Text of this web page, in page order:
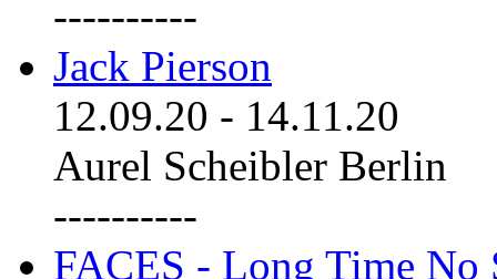
----------
Jack Pierson
12.09.20 - 14.11.20
Aurel Scheibler Berlin
----------
FACES - Long Time No